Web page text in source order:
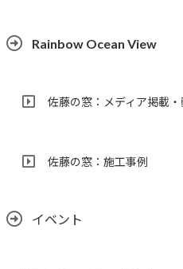
Rainbow Ocean View
佐藤の窓：メディア掲載
佐藤の窓：施工事例
イベント